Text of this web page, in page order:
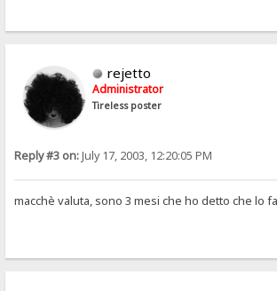
rejetto
Administrator
Tireless poster
Reply #3 on:July 17, 2003, 12:20:05 PM
macchè valuta, sono 3 mesi che ho detto che lo